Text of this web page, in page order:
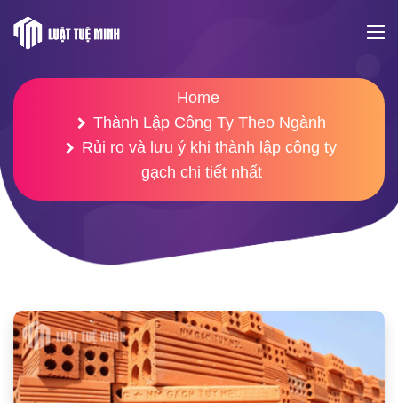
Home
Thành Lập Công Ty Theo Ngành
Rủi ro và lưu ý khi thành lập công ty
gạch chi tiết nhất